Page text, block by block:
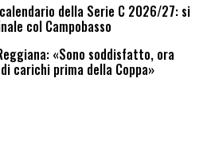
della Serie C 2026/27: si
col Campobasso
«Sono soddisfatto, ora
carichi prima della Coppa»